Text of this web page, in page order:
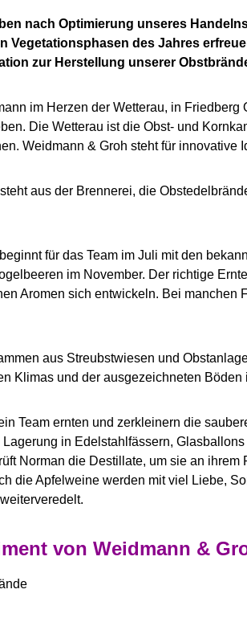
nach Optimierung unseres
Vegetationsphasen des Jahres
zur Herstellung unserer
im Herzen der Wetterau, in
Die Wetterau ist die Obst- und
Weidmann & Groh steht für
aus der Brennerei, die
für das Team im Juli mit den
im November. Der richtige
Aromen sich entwickeln. Bei
aus Streubstwiesen und
Klimas und der ausgezeichneten Böden
Team ernten und zerkleinern die
in Edelstahlfässern,
Norman die Destillate, um sie an
die Apfelweine werden mit viel Liebe,
von Weidmann &